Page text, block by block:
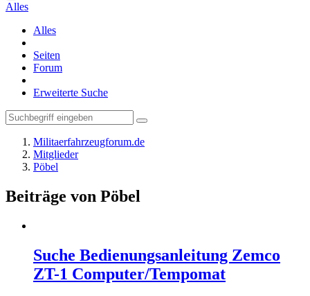
Alles
Alles
Seiten
Forum
Erweiterte Suche
Militaerfahrzeugforum.de
Mitglieder
Pöbel
Beiträge von Pöbel
Suche Bedienungsanleitung Zemco
ZT-1 Computer/Tempomat